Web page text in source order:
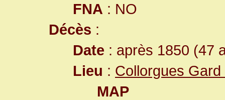
FNA : NO
Décès :
Date : après 1850 (47
Lieu : Collorgues
MAP